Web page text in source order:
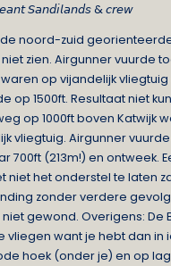
𝘚𝘢𝘯𝘥𝘪𝘭𝘢𝘯𝘥𝘴 & 𝘤𝘳𝘦𝘸
noord-zuid
zien. Airgunner vuurde
op vijandelijk
op 1500ft. Resultaat niet
op 1000ft boven Katwijk
vliegtuig. Airgunner
700ft (213m!) en ontweek.
niet het onderstel te laten
zonder verdere
gewond. Overigens: De
vliegen want je hebt dan in
hoek (onder je) en op